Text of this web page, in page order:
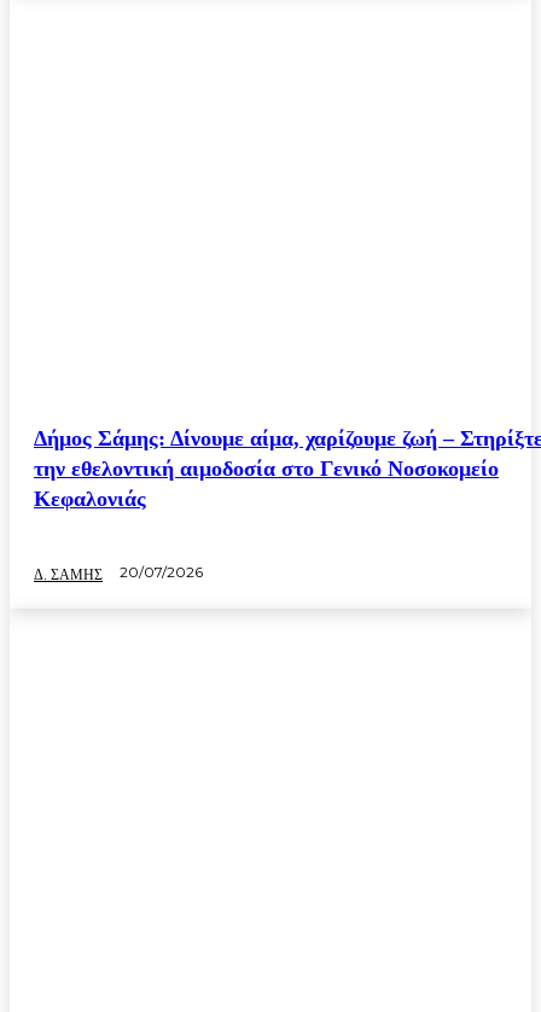
Δήμος Σάμης: Δίνουμε αίμα, χαρίζουμε ζωή –
την εθελοντική αιμοδοσία στο Γενικό Νοσοκομείο
Κεφαλονιάς
Δ. ΣΑΜΗΣ 20/07/2026